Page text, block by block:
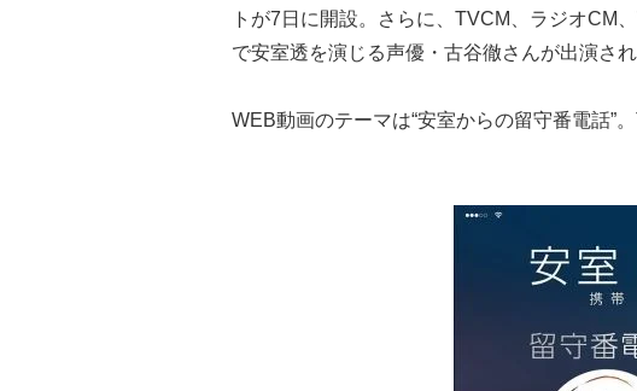
トが7日に開設。さらに、TVCM、ラジオCM
で安室透を演じる声優・古谷徹さんが出演され
WEB動画のテーマは“安室からの留守番電話”